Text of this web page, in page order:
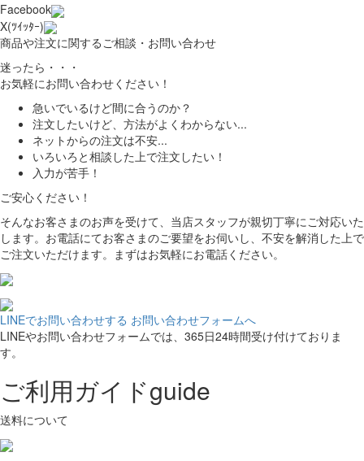
Facebook
X(ﾂｲｯﾀｰ)
商品や注文に関するご相談・お問い合わせ
迷ったら・・・
お気軽にお問い合わせください！
急いでいるけど間に合うのか？
注文したいけど、方法がよくわからない...
ネットからの注文は不安...
いろいろと相談した上で注文したい！
入力が苦手！
ご安心ください！
そんなお客さまのお声を受けて、当店スタッフが親切丁寧にご対応いた
します。お電話にてお客さまのご要望をお伺いし、不安を解消した上で
ご注文いただけます。まずはお気軽にお電話ください。
LINEでお問い合わせする お問い合わせフォームへ
LINEやお問い合わせフォームでは、365日24時間受け付けておりま
す。
ご利用ガイドguide
送料について